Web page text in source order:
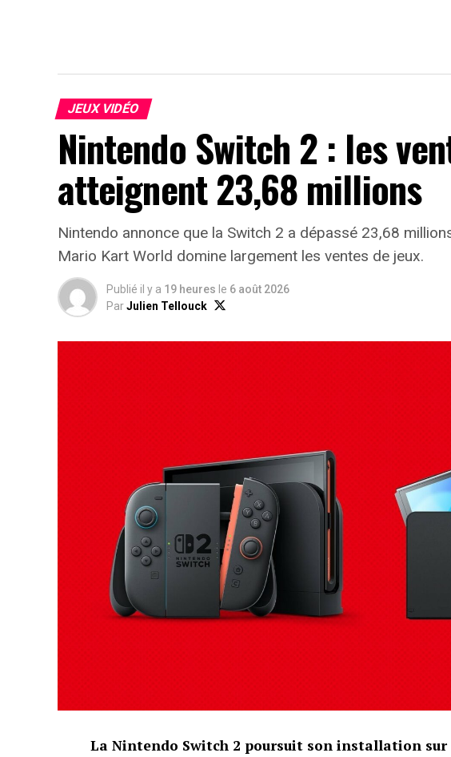
JEUX VIDÉO
Nintendo Switch 2 : les
atteignent 23,68 millions
Nintendo annonce que la Switch 2 a dépassé 23,68
Mario Kart World domine largement les ventes de jeux.
Publié il y a 19 heures le 6 août 2026
ParJulien Tellouck
La Nintendo Switch 2 poursuit son installation sur